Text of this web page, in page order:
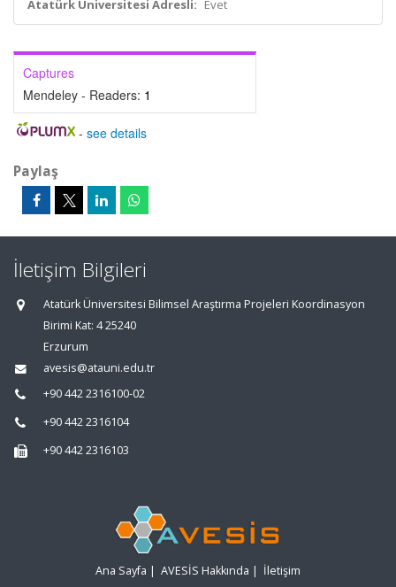
Atatürk Üniversitesi Adresli: Evet
Captures
Mendeley - Readers: 1
- see details
Paylaş
İletişim Bilgileri
Atatürk Üniversitesi Bilimsel Araştırma Projeleri Koordinasyon
Birimi Kat: 4 25240
Erzurum
avesis@atauni.edu.tr
+90 442 2316100-02
+90 442 2316104
+90 442 2316103
Ana Sayfa | AVESİS Hakkında | İletişim